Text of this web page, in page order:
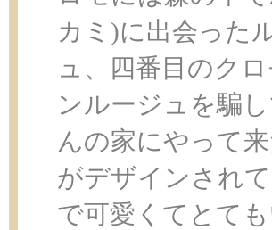
カミ)に出会った
ュ、四番目のク
ンルージュを騙
んの家にやって
がデザインされ
で可愛くてとて